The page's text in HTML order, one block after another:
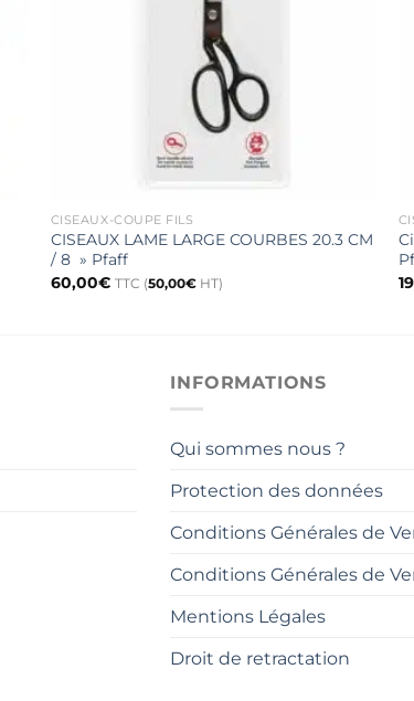
CISEAUX-COUPE FILS
CISEAUX LAME LARGE COURBES 20.3 CM
/ 8 » Pfaff
60,00€ TTC (50,00€HT)
INFORMATIONS
Qui sommes nous ?
Protection des données
Conditions Générales de
Conditions Générales de
Mentions Légales
Droit de retractation